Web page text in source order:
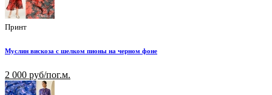
Принт
Муслин вискоза с шелком пионы на черном фоне
2 000 руб/пог.м.